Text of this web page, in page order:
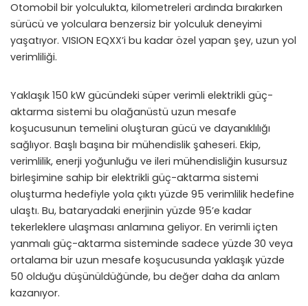
Otomobil bir yolculukta, kilometreleri ardında bırakırken
sürücü ve yolculara benzersiz bir yolculuk deneyimi
yaşatıyor. VISION EQXX’i bu kadar özel yapan şey, uzun yol
verimliliği.
Yaklaşık 150 kW gücündeki süper verimli elektrikli güç-
aktarma sistemi bu olağanüstü uzun mesafe
koşucusunun temelini oluşturan gücü ve dayanıklılığı
sağlıyor. Başlı başına bir mühendislik şaheseri. Ekip,
verimlilik, enerji yoğunluğu ve ileri mühendisliğin kusursuz
birleşimine sahip bir elektrikli güç-aktarma sistemi
oluşturma hedefiyle yola çıktı yüzde 95 verimlilik hedefine
ulaştı. Bu, bataryadaki enerjinin yüzde 95’e kadar
tekerleklere ulaşması anlamına geliyor. En verimli içten
yanmalı güç-aktarma sisteminde sadece yüzde 30 veya
ortalama bir uzun mesafe koşucusunda yaklaşık yüzde
50 olduğu düşünüldüğünde, bu değer daha da anlam
kazanıyor.